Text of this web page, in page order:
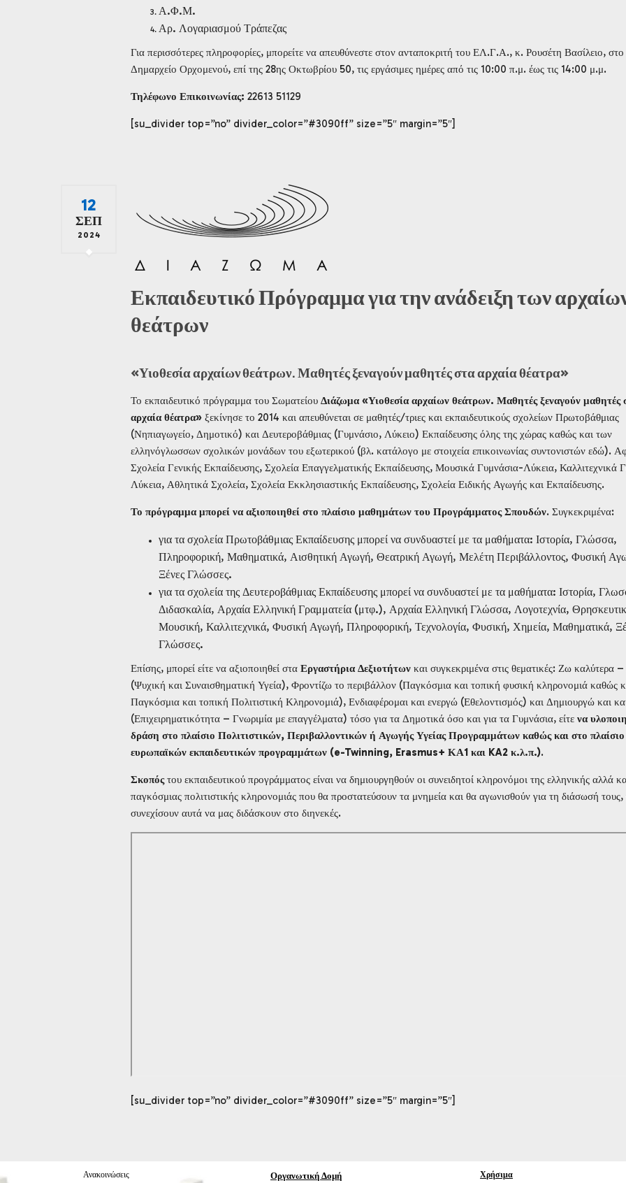
Α.Φ.Μ.
Αρ. Λογαριασμού Τράπεζας
Για περισσότερες πληροφορίες, μπορείτε να απευθύνεστε στον ανταποκριτή του ΕΛ.Γ.Α., κ. Ρουσέτη Βασίλειο, στο
Δημαρχείο Ορχομενού, επί της 28ης Οκτωβρίου 50, τις εργάσιμες ημέρες από τις 10:00 π.μ. έως τις 14:00 μ.μ.
Τηλέφωνο Επικοινωνίας: 22613 51129
[su_divider top=”no” divider_color=”#3090ff” size=”5″ margin=”5″]
12
ΣΕΠ
2024
Εκπαιδευτικό Πρόγραμμα για την ανάδειξη των
θεάτρων
«Υιοθεσία αρχαίων θεάτρων. Μαθητές ξεναγούν μαθητές στα αρχαία θέατρα»
Το εκπαιδευτικό πρόγραμμα του Σωματείου Διάζωμα «Υιοθεσία αρχαίων θεάτρων. Μαθητές ξεναγούν μαθητές
αρχαία θέατρα» ξεκίνησε το 2014 και απευθύνεται σε μαθητές/τριες και εκπαιδευτικούς σχολείων Πρωτοβάθμιας
(Νηπιαγωγείο, Δημοτικό) και Δευτεροβάθμιας (Γυμνάσιο, Λύκειο) Εκπαίδευσης όλης της χώρας καθώς και των
ελληνόγλωσσων σχολικών μονάδων του εξωτερικού (βλ. κατάλογο με στοιχεία επικοινωνίας συντονιστών εδώ).
Σχολεία Γενικής Εκπαίδευσης, Σχολεία Επαγγελματικής Εκπαίδευσης, Μουσικά Γυμνάσια-Λύκεια, Καλλιτεχνικά
Λύκεια, Αθλητικά Σχολεία, Σχολεία Εκκλησιαστικής Εκπαίδευσης, Σχολεία Ειδικής Αγωγής και Εκπαίδευσης.
Το πρόγραμμα μπορεί να αξιοποιηθεί στο πλαίσιο μαθημάτων του Προγράμματος Σπουδών. Συγκεκριμένα:
για τα σχολεία Πρωτοβάθμιας Εκπαίδευσης μπορεί να συνδυαστεί με τα μαθήματα: Ιστορία, Γλώσσα,
Πληροφορική, Μαθηματικά, Αισθητική Αγωγή, Θεατρική Αγωγή, Μελέτη Περιβάλλοντος, Φυσική
Ξένες Γλώσσες.
για τα σχολεία της Δευτεροβάθμιας Εκπαίδευσης μπορεί να συνδυαστεί με τα μαθήματα: Ιστορία,
Διδασκαλία, Αρχαία Ελληνική Γραμματεία (μτφ.), Αρχαία Ελληνική Γλώσσα, Λογοτεχνία,
Μουσική, Καλλιτεχνικά, Φυσική Αγωγή, Πληροφορική, Τεχνολογία, Φυσική, Χημεία, Μαθηματικά,
Γλώσσες.
Επίσης, μπορεί είτε να αξιοποιηθεί στα Εργαστήρια Δεξιοτήτων και συγκεκριμένα στις θεματικές: Ζω καλύτερα
(Ψυχική και Συναισθηματική Υγεία), Φροντίζω το περιβάλλον (Παγκόσμια και τοπική φυσική κληρονομιά καθώς
Παγκόσμια και τοπική Πολιτιστική Κληρονομιά), Ενδιαφέρομαι και ενεργώ (Εθελοντισμός) και Δημιουργώ και
(Επιχειρηματικότητα – Γνωριμία με επαγγέλματα) τόσο για τα Δημοτικά όσο και για τα Γυμνάσια, είτε να
δράση στο πλαίσιο Πολιτιστικών, Περιβαλλοντικών ή Αγωγής Υγείας Προγραμμάτων καθώς και στο πλαίσιο
ευρωπαϊκών εκπαιδευτικών προγραμμάτων (e-Twinning, Erasmus+ ΚΑ1 και KA2 κ.λ.π.).
Σκοπόςτου εκπαιδευτικού προγράμματος είναι να δημιουργηθούν οι συνειδητοί κληρονόμοι της ελληνικής αλλά
παγκόσμιας πολιτιστικής κληρονομιάς που θα προστατεύσουν τα μνημεία και θα αγωνισθούν για τη διάσωσή τους,
συνεχίσουν αυτά να μας διδάσκουν στο διηνεκές.
[su_divider top=”no” divider_color=”#3090ff” size=”5″ margin=”5″]
Ανακοινώσεις Οργανωτική Δομή Χρήσιμα